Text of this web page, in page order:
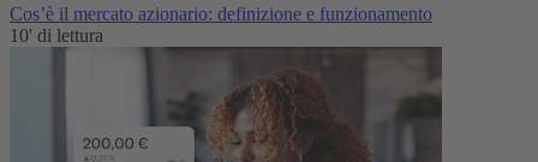
Cos’è il mercato azionario: definizione e funzionamento
10' di lettura